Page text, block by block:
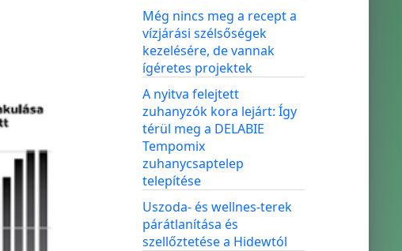
Még nincs meg a recept a
vízjárási szélsőségek
kezelésére, de vannak
ígéretes projektek
A nyitva felejtett
zuhanyzók kora lejárt: Így
térül meg a DELABIE
Tempomix
zuhanycsaptelep
telepítése
Uszoda- és wellnes-terek
párátlanítása és
szellőztetése a Hidewtól